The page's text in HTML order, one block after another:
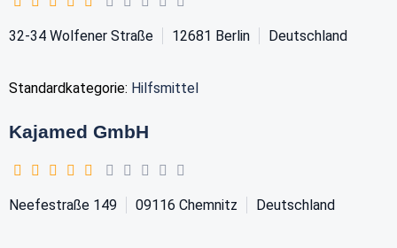
32-34 Wolfener Straße 12681 Berlin Deutschland
Standardkategorie: Hilfsmittel
Kajamed GmbH
Neefestraße 149 09116 Chemnitz Deutschland